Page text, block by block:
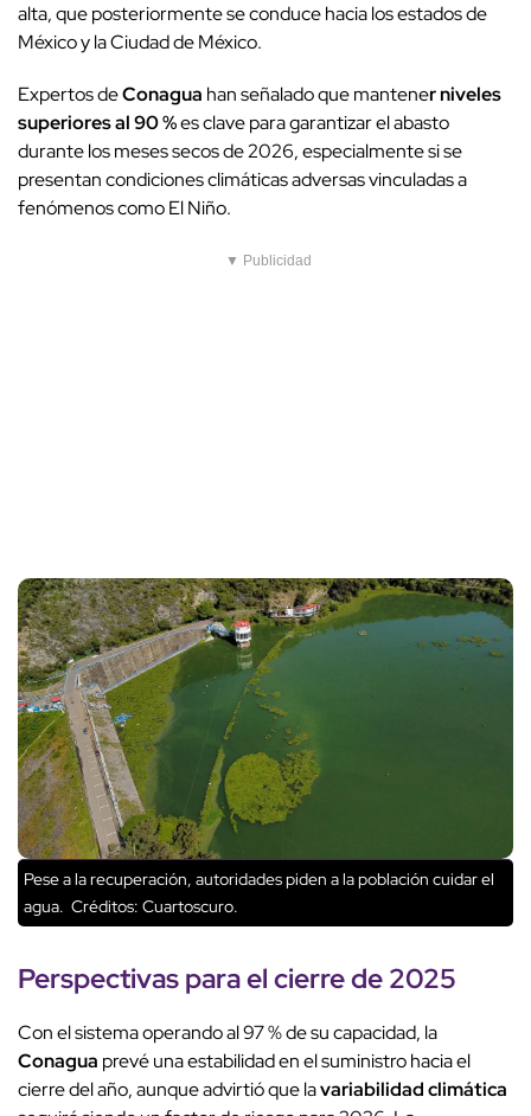
alta, que posteriormente se conduce hacia los estados de
México y la Ciudad de México.
Expertos deConagua han señalado que mantener niveles
superiores al 90 %es clave para garantizar el abasto
durante los meses secos de 2026, especialmente si se
presentan condiciones climáticas adversas vinculadas a
fenómenos como El Niño.
▼ Publicidad
Pese a la recuperación, autoridades piden a la población cuidar el
agua. Créditos: Cuartoscuro.
Perspectivas para el cierre de 2025
Con el sistema operando al 97 % de su capacidad, la
Conagua prevé una estabilidad en el suministro hacia el
cierre del año, aunque advirtió que lavariabilidad climática